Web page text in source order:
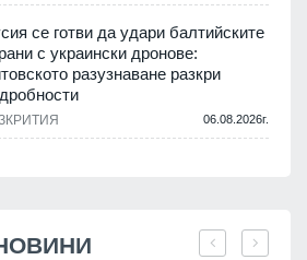
се готви да удари балтийските
с украински дронове:
разузнаване разкри
06.08.2026г.